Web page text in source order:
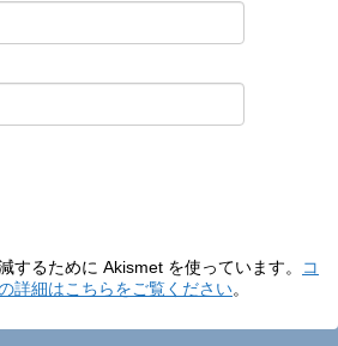
するために Akismet を使っています。
コ
詳細はこちらをご覧ください。